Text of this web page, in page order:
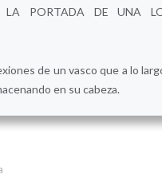
LA PORTADA DE UNA
de un vasco que a lo
en su cabeza.